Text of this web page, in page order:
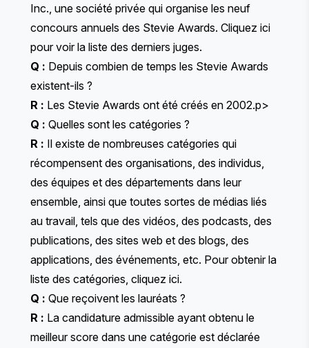
Inc., une société privée qui organise les neuf
concours annuels des Stevie Awards. Cliquez ici
pour voir la liste des derniers juges.
Q : Depuis combien de temps les Stevie Awards
existent-ils ?
R : Les Stevie Awards ont été créés en 2002.p>
Q : Quelles sont les catégories ?
R : Il existe de nombreuses catégories qui
récompensent des organisations, des individus,
des équipes et des départements dans leur
ensemble, ainsi que toutes sortes de médias liés
au travail, tels que des vidéos, des podcasts, des
publications, des sites web et des blogs, des
applications, des événements, etc. Pour obtenir la
liste des catégories, cliquez ici.
Q : Que reçoivent les lauréats ?
R : La candidature admissible ayant obtenu le
meilleur score dans une catégorie est déclarée